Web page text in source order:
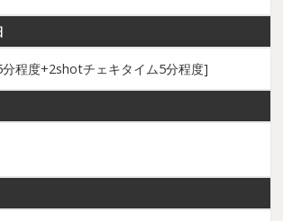
程度+2shotチェキタイム5分程度]